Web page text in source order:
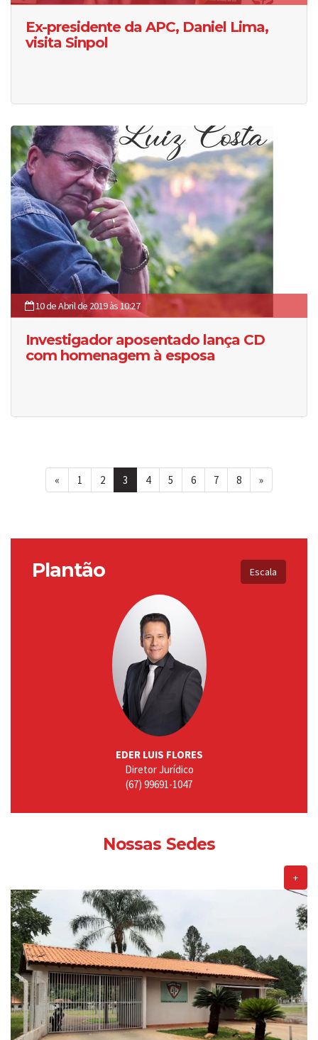
Ex-presidente da APC, Daniel Lima,
visita Sinpol
10 de Abril de 2019 às 10:27
Investigador aposentado lança CD
com homenagem à esposa
« 1 2 3 4 5 6 7 8 »
Plantão Escala
EDER LUIS FLORES
Diretor Jurídico
(67) 99691-1047
Nossas Sedes
+